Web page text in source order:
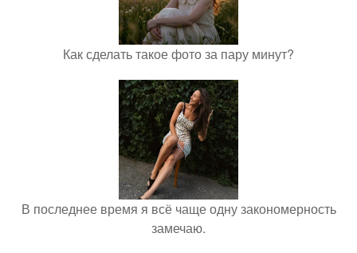
Как сделать такое фото за пару минут?
В последнее время я всё чаще одну закономерность
замечаю.